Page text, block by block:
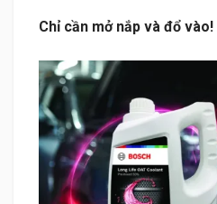
Chỉ cần mở nắp và đổ vào!